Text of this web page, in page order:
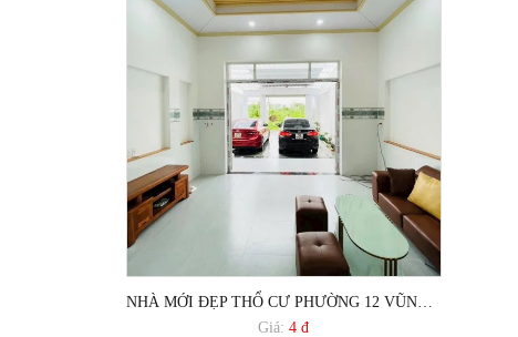
NHÀ MỚI ĐẸP THỔ CƯ PHƯỜNG 12 VŨNG TÀU GIÁ DƯỚI DƯỚI 5 TỶ
Giá: 4 đ